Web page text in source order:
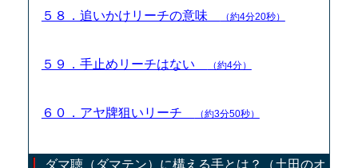
５８．追いかけリーチの意味 （約4分20秒）
５９．手止めリーチはない （約4分）
６０．アヤ牌狙いリーチ （約3分50秒）
ダマ聴（ダマテン）に構える手とは？（土田のオ